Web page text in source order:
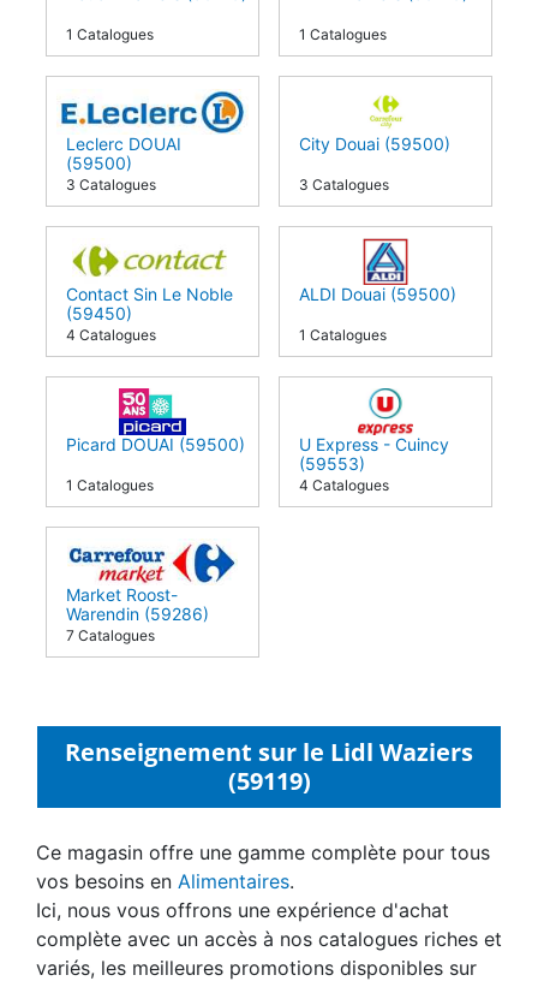
1 Catalogues 1 Catalogues
Leclerc DOUAI
(59500)
3 Catalogues
City Douai (59500)
3 Catalogues
Contact Sin Le Noble
(59450)
4 Catalogues
ALDI Douai (59500)
1 Catalogues
Picard DOUAI (59500)
1 Catalogues
U Express - Cuincy
(59553)
4 Catalogues
Market Roost-
Warendin (59286)
7 Catalogues
Renseignement sur le Lidl Waziers
(59119)
Ce magasin offre une gamme complète pour tous
vos besoins en Alimentaires.
Ici, nous vous offrons une expérience d'achat
complète avec un accès à nos catalogues riches et
variés, les meilleures promotions disponibles sur